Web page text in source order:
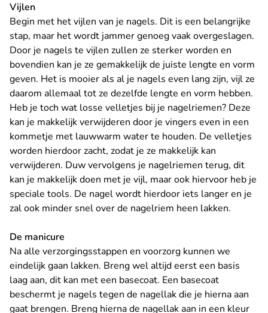
Vijlen
Begin met het vijlen van je nagels. Dit is een belangrijke
stap, maar het wordt jammer genoeg vaak overgeslagen.
Door je nagels te vijlen zullen ze sterker worden en
bovendien kan je ze gemakkelijk de juiste lengte en vorm
geven. Het is mooier als al je nagels even lang zijn, vijl ze
daarom allemaal tot ze dezelfde lengte en vorm hebben.
Heb je toch wat losse velletjes bij je nagelriemen? Deze
kan je makkelijk verwijderen door je vingers even in een
kommetje met lauwwarm water te houden. De velletjes
worden hierdoor zacht, zodat je ze makkelijk kan
verwijderen. Duw vervolgens je nagelriemen terug, dit
kan je makkelijk doen met je vijl, maar ook hiervoor heb je
speciale tools. De nagel wordt hierdoor iets langer en je
zal ook minder snel over de nagelriem heen lakken.
De manicure
Na alle verzorgingsstappen en voorzorg kunnen we
eindelijk gaan lakken. Breng wel altijd eerst een basis
laag aan, dit kan met een basecoat. Een basecoat
beschermt je nagels tegen de nagellak die je hierna aan
gaat brengen. Breng hierna de nagellak aan in een kleur